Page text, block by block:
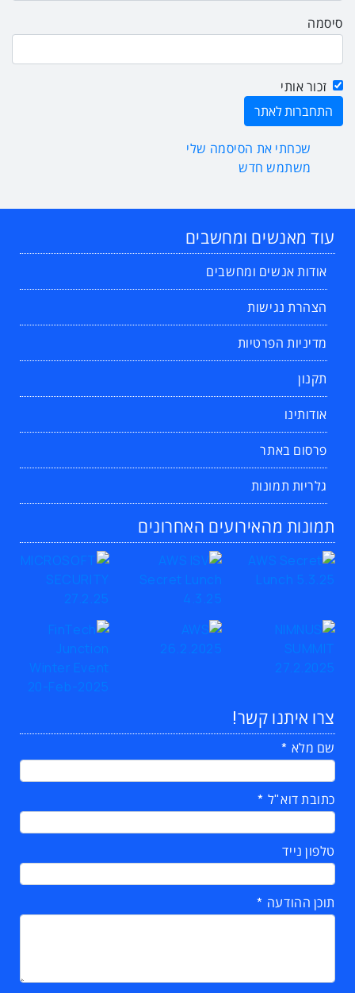
סיסמה
זכור אותי
שכחתי את הסיסמה שלי
משתמש חדש
עוד מאנשים ומחשבים
אודות אנשים ומחשבים
הצהרת נגישות
מדיניות הפרטיות
תקנון
אודותינו
פרסום באתר
גלריות תמונות
תמונות מהאירועים האחרונים
צרו איתנו קשר!
שם מלא
כתובת דוא"ל
טלפון נייד
תוכן ההודעה